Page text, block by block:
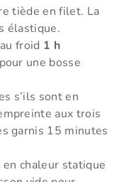
tiède en filet. La
élastique.
froid 1 h
une bosse
s’ils sont en
aux trois
garnis 15 minutes
en chaleur statique